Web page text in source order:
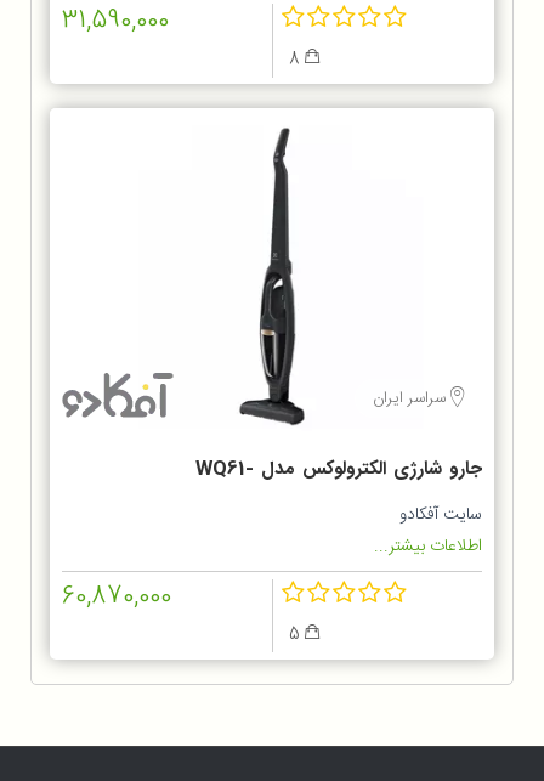
31,590,000
سراسر ایران
جارو شارژی الکترولوکس مدل WQ61-
1OGG
سایت آفکادو
اطلاعات بیشتر...
60,870,000